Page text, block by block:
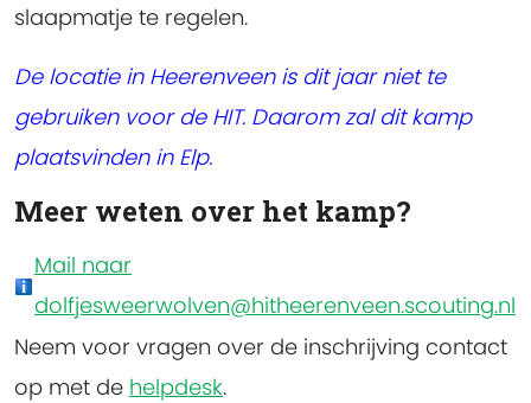
slaapmatje te regelen.
De locatie in Heerenveen is dit jaar niet te
gebruiken voor de HIT. Daarom zal dit kamp
plaatsvinden in Elp.
Meer weten over het kamp?
Mail naar
dolfjesweerwolven@hitheerenveen.scouting.nl
Neem voor vragen over de inschrijving contact
op met de helpdesk.